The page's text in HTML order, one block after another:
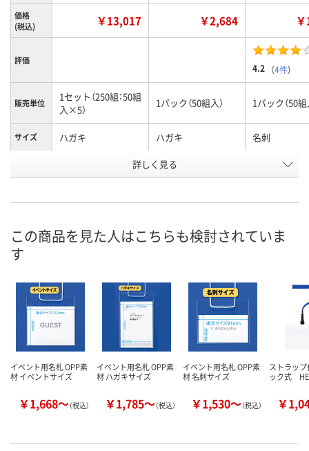
価格
(税込)
￥13,017 ￥2,684
評価
4.2 （4件）
販売単位
1セット（250組：50組
入×5）
1パック（50組入） 1パック（50組
サイズ ハガキ ハガキ 名刺
X019460 X019463
8月7日（金）
カゴへ カゴへ カ
詳しく見る
この商品を見た人はこちらも検討されていま
す
イベント用名札 OPP素
材 イベントサイズ
￥1,668～（税込）
イベント用名札 OPP素
材 ハガキサイズ
￥1,785～（税込）
イベント用名札 OPP素
材 名刺サイズ
￥1,530～（税込）
ストラッ
ック式
￥